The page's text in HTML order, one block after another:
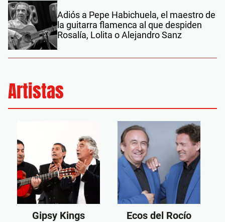
Adiós a Pepe Habichuela, el maestro de
la guitarra flamenca al que despiden
Rosalía, Lolita o Alejandro Sanz
Artistas
Gipsy Kings Ecos del Rocío